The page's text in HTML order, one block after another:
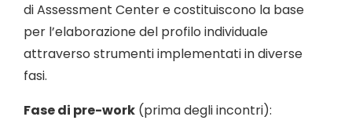
di Assessment Center e costituiscono la base
per l’elaborazione del profilo individuale
attraverso strumenti implementati in diverse
fasi.
Fase di pre-work (prima degli incontri):